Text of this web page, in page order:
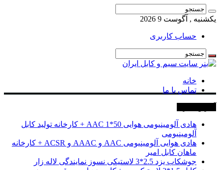
یکشنبه , آگوست 9 2026
حساب کاربری
خانه
تماس با ما
هادی آلومینیومی هوایی 50*1 AAC + کارخانه تولید کابل
آلومینیومی
هادی هوایی آلومینیومی AAC و AAAC و ACSR + کارخانه
ماهان کابل امیر
جوشکاب یزد 2.5*3 لاستیکی نسوز نمایندگی لاله زار